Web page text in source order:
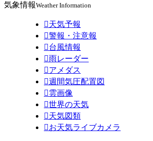
気象情報Weather Information
天気予報
警報・注意報
台風情報
雨レーダー
アメダス
週間気圧配置図
雲画像
世界の天気
天気図類
お天気ライブカメラ